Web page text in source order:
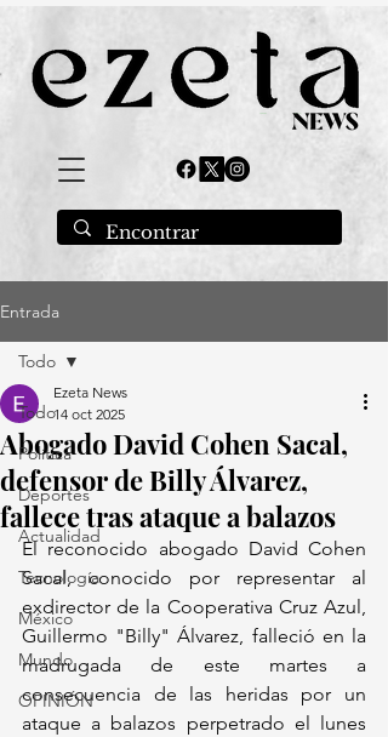
Entrada
Todo
Política
Deportes
Actualidad
Tecnología
México
Mundo
OPINIÓN
Todo
Abogado David Cohen Sacal,
defensor de Billy Álvarez,
fallece tras ataque a balazos
Ezeta News
14 oct 2025
El reconocido abogado David Cohen
Sacal, conocido por representar al
exdirector de la Cooperativa Cruz Azul,
Guillermo "Billy" Álvarez, falleció en la
madrugada de este martes a
consecuencia de las heridas por un
ataque a balazos perpetrado el lunes